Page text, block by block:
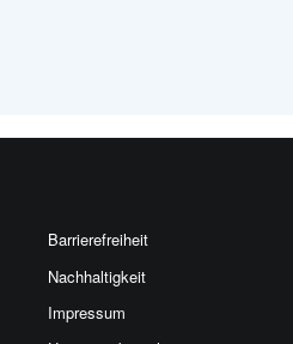
Barrierefreiheit
Nachhaltigkeit
Impressum